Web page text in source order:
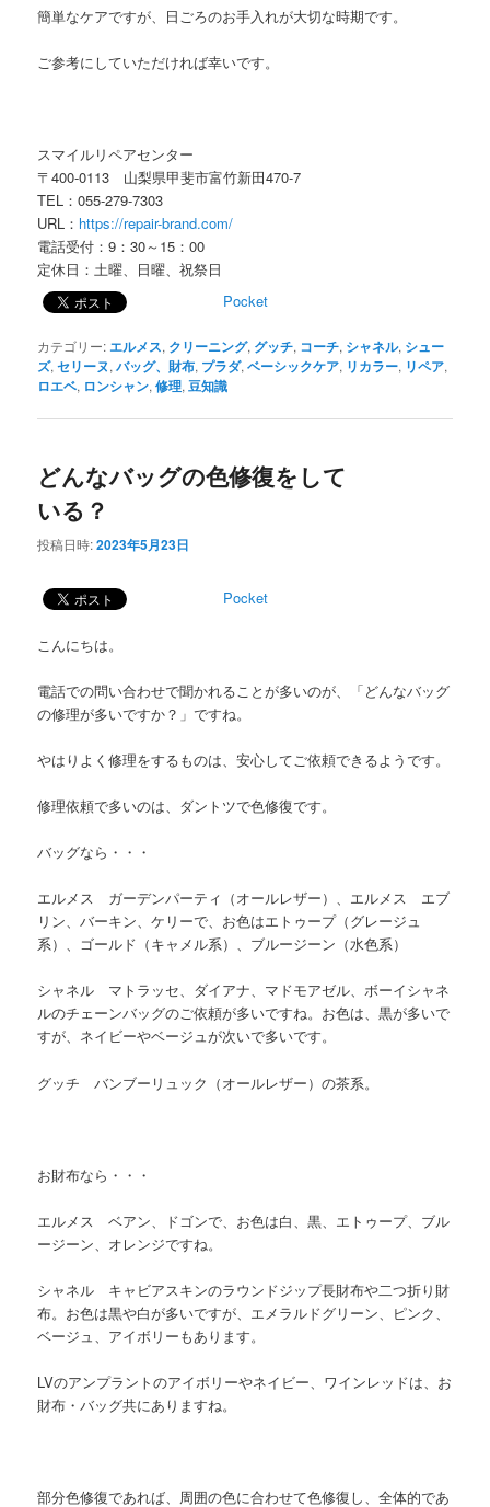
簡単なケアですが、日ごろのお手入れが大切な時期です。
ご参考にしていただければ幸いです。
スマイルリペアセンター
〒400-0113 山梨県甲斐市富竹新田470-7
TEL：055-279-7303
URL： https://repair-brand.com/
電話受付：9：30～15：00
定休日：土曜、日曜、祝祭日
Pocket
カテゴリー: エルメス, クリーニング, グッチ, コーチ, シャネル, シュー
ズ,セリーヌ,バッグ、財布, プラダ,ベーシックケア, リカラー, リペア,
ロエベ, ロンシャン,修理,豆知識
どんなバッグの色修復をして
いる？
投稿日時:2023年5月23日
Pocket
こんにちは。
電話での問い合わせで聞かれることが多いのが、「どんなバッグ
の修理が多いですか？」ですね。
やはりよく修理をするものは、安心してご依頼できるようです。
修理依頼で多いのは、ダントツで色修復です。
バッグなら・・・
エルメス ガーデンパーティ（オールレザー）、エルメス エブ
リン、バーキン、ケリーで、お色はエトゥープ（グレージュ
系）、ゴールド（キャメル系）、ブルージーン（水色系）
シャネル マトラッセ、ダイアナ、マドモアゼル、ボーイシャネ
ルのチェーンバッグのご依頼が多いですね。お色は、黒が多いで
すが、ネイビーやベージュが次いで多いです。
グッチ バンブーリュック（オールレザー）の茶系。
お財布なら・・・
エルメス ベアン、ドゴンで、お色は白、黒、エトゥープ、ブル
ージーン、オレンジですね。
シャネル キャビアスキンのラウンドジップ長財布や二つ折り財
布。お色は黒や白が多いですが、エメラルドグリーン、ピンク、
ベージュ、アイボリーもあります。
LVのアンプラントのアイボリーやネイビー、ワインレッドは、お
財布・バッグ共にありますね。
部分色修復であれば、周囲の色に合わせて色修復し、全体的であ